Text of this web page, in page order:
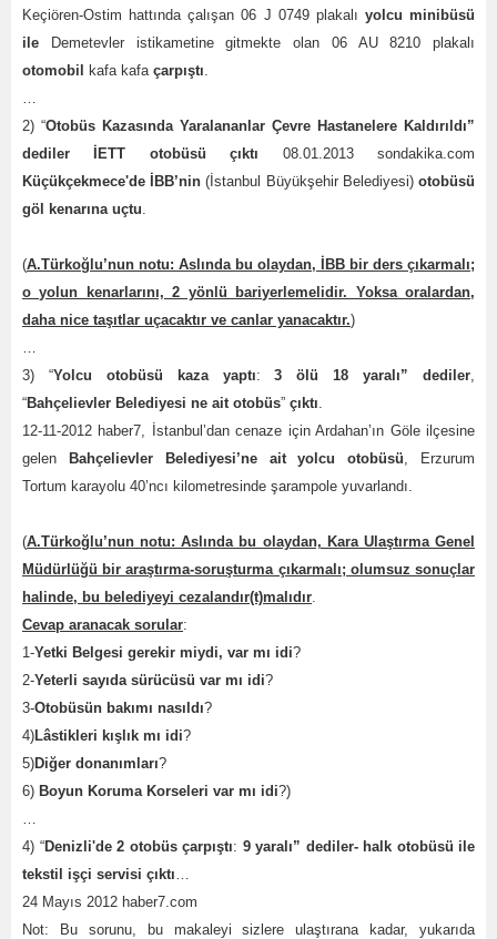
Keçiören-Ostim hattında çalışan 06 J 0749 plakalı yolcu minibüsü
ile Demetevler istikametine gitmekte olan 06 AU 8210 plakalı
otomobil
kafa kafa çarpıştı.
…
2) “Otobüs Kazasında Yaralananlar Çevre Hastanelere Kaldırıldı”
dediler İETT otobüsü çıktı 08.01.2013 sondakika.com
Küçükçekmece'de İBB’nin (İstanbul Büyükşehir Belediyesi)otobüsü
göl kenarına uçtu.
(A.Türkoğlu’nun notu: Aslında bu olaydan, İBB bir ders çıkarmalı;
o yolun kenarlarını, 2 yönlü bariyerlemelidir. Yoksa oralardan,
daha nice taşıtlar uçacaktır ve canlar yanacaktır.)
…
3) “Yolcu otobüsü kaza yaptı:3 ölü 18 yaralı” dediler,
“Bahçelievler Belediyesi ne ait otobüs” çıktı.
12-11-2012 haber7, İstanbul’dan cenaze için Ardahan’ın Göle ilçesine
gelen
Bahçelievler Belediyesi’ne ait yolcu otobüsü, Erzurum
Tortum karayolu 40’ncı kilometresinde şarampole yuvarlandı.
(A.Türkoğlu’nun notu: Aslında bu olaydan, Kara Ulaştırma Genel
Müdürlüğü bir araştırma-soruşturma çıkarmalı; olumsuz sonuçlar
halinde, bu belediyeyi cezalandır(t)malıdır.
Cevap aranacak sorular:
1-Yetki Belgesi gerekir miydi, var mı idi?
2-Yeterli sayıda sürücüsü var mı idi?
3-Otobüsün bakımı nasıldı?
4)Lâstikleri kışlık mı idi?
5)Diğer donanımları?
6) Boyun Koruma Korseleri var mı idi?)
…
4) “Denizli'de 2 otobüs çarpıştı: 9 yaralı” dediler- halk otobüsü ile
tekstil işçi servisi çıktı…
24 Mayıs 2012 haber7.com
Not: Bu sorunu, bu makaleyi sizlere ulaştırana kadar, yukarıda